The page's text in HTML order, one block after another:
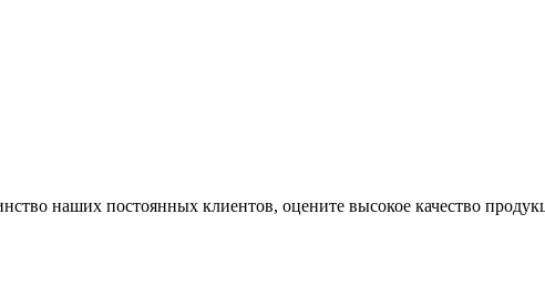
наших постоянных клиентов, оцените высокое качество